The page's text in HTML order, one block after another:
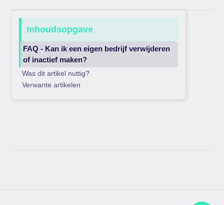
Inhoudsopgave
FAQ - Kan ik een eigen bedrijf verwijderen
of inactief maken?
Was dit artikel nuttig?
Verwante artikelen